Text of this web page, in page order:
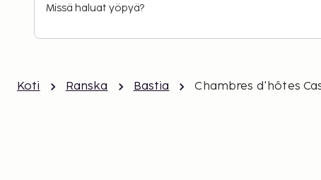
Missä haluat yöpyä?
Koti Ranska Bastia Chambres d'hôtes